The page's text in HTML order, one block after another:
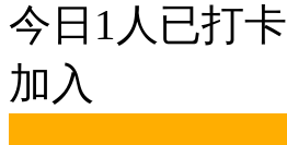
今日 1 人已打卡
加入